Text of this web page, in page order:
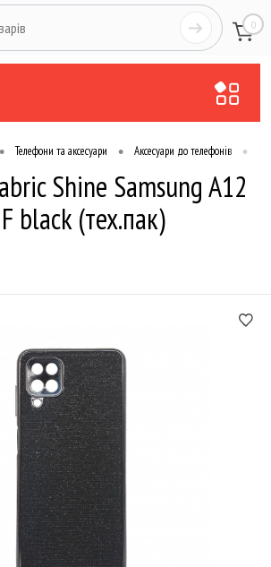
0
• Телефони та аксесуари • Аксесуари до телефонів •
Shine Samsung A12
black (тех.пак)